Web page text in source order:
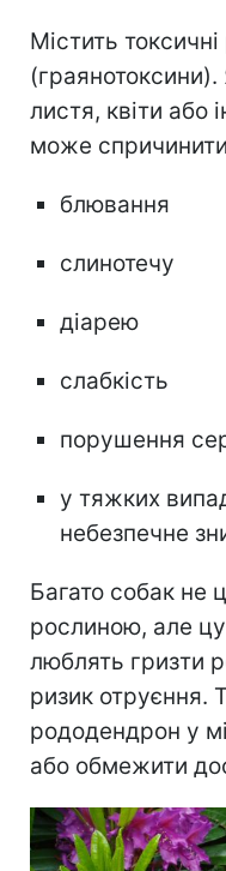
Містить
(граянотоксини).
листя, квіти або
може
блювання
слинотечу
діарею
слабкість
порушення
у тяжких
небезпечне
Багато собак не
рослиною, але
люблять гризти
ризик отруєння.
рододендрон у
або обмежити